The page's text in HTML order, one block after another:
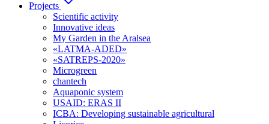
Projects
Scientific activity
Innovative ideas
My Garden in the Aralsea
«LATMA-ADED»
«SATREPS-2020»
Microgreen
chantech
Aquaponic system
USAID: ERAS II
ICBA: Developing sustainable agricultural